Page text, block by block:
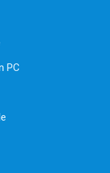
PC